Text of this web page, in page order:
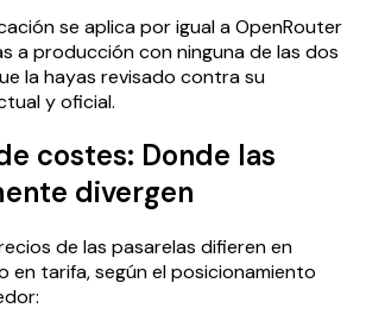
se aplica por igual a OpenRouter
a producción con ninguna de las dos
la hayas revisado contra su
y oficial.
costes: Donde las
divergen
de las pasarelas difieren en
en tarifa, según el posicionamiento